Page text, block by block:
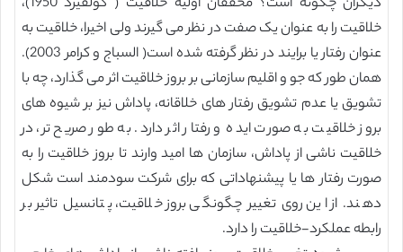
خلاقیت را به عنوان یک صفت در نظر می گیرند ولی اخیرا، خلاقیت به
عنوان رفتار یا برایند در نظر گرفته شده است( السباج و کرامر 2003).
همان طور که جو و اقلیم سازمانی بر بروز خلاقیت اثر می گذارد، چه با
تشویق یا عدم تشویق رفتار های خلاقانه، پاداش نیز بر شیوه های
بروز خلاقیت به صورت ایده و رفتار اثر دارد. به طور صریح تر، در
خلاقیت ناشی از پاداش، سازمان ها امید وارند تا بروز خلاقیت را به
صورت رفتار ها یا پیشنهاداتی که برای شرکت سودمند است شکل
دهند. از این روی تغییر چگونگی بروز خلاقیت، پتانسیل تاثیر بر
رابطه عملکرد-خلاقیت را دارد.